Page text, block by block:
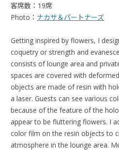
客席数：19席
Photo： ナカサ＆パートナーズ
Getting inspired by flowers, I
coquetry or strength and
consists of lounge area and
spaces are covered with
objects are made of resin with
a laser. Guests can see various
because of the feature of the
appear to be fluttering flowers. I
color film on the resin objects to
atmosphere in the lounge area.